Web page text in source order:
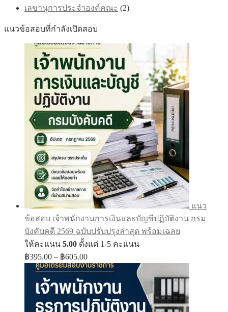
เลขานุการประจำองค์คณะ (2)
แนวข้อสอบที่กำลังเปิดสอบ
แนว
ข้อสอบ เจ้าพนักงานการเงินและบัญชีปฏิบัติงาน กรม
บังคับคดี 2569 ฉบับปรับปรุงล่าสุด พร้อมเฉลย
ให้คะแนน 5.00 ตั้งแต่ 1-5 คะแนน
฿395.00 – ฿605.00Price
range:
฿395.00
through
฿605.00